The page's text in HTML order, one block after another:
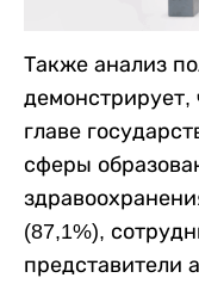
Также анализ
демонстрирует,
главе
сферы
(87,1%),
представители